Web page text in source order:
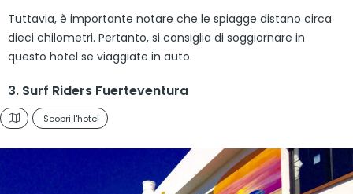
Tuttavia, è importante notare che le spiagge distano circa
dieci chilometri. Pertanto, si consiglia di soggiornare in
questo hotel se viaggiate in auto.
3. Surf Riders Fuerteventura
Scopri l'hotel